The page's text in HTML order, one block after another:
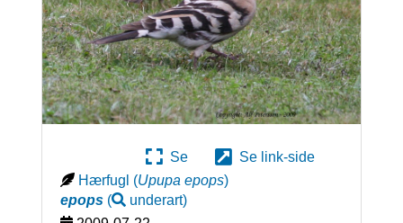
Se
Se link-side
Hærfugl (Upupa epops)
epops( underart)